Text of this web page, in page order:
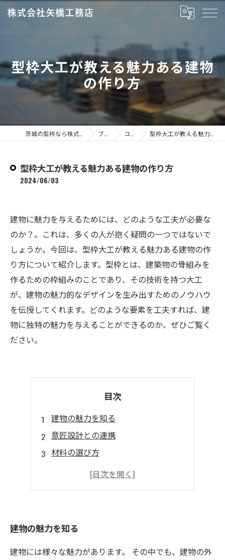
型枠大工が教える魅力ある建物
の作り方
ブログ コラム 型枠大工が教える魅力ある建物の作り方
型枠大工が教える魅力ある建物の作り方
2024/06/03
建物に魅力を与えるためには、どのような工夫が必要な
のか？。これは、多くの人が抱く疑問の一つではないで
しょうか。今回は、型枠大工が教える魅力ある建物の作
り方について紹介します。型枠とは、建築物の骨組みを
作るための枠組みのことであり、その技術を持つ大工
が、建物の魅力的なデザインを生み出すためのノウハウ
を伝授してくれます。どのような要素を工夫すれば、建
物に独特の魅力を与えることができるのか、ぜひご覧く
ださい。
目次
建物の魅力を知る
意匠設計との連携
材料の選び方
施工における注意点
建物の魅力を知る
建物には様々な魅力があります。 その中でも、建物の外